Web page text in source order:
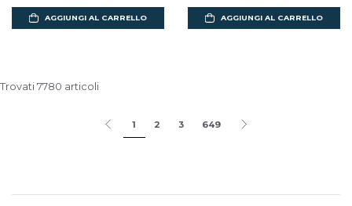
AGGIUNGI AL CARRELLO AGGIUNGI AL CARRELLO
Trovati 7780 articoli
1 2 3 649